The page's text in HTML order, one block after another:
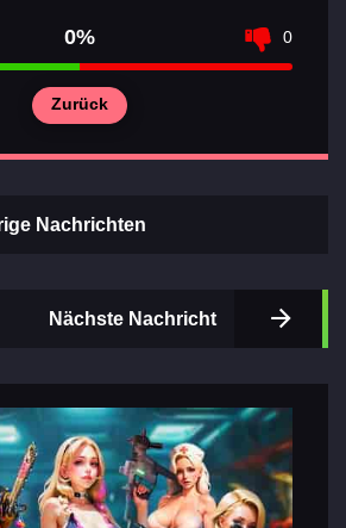
0% 0
Zurück
Nachrichten
Nächste Nachricht